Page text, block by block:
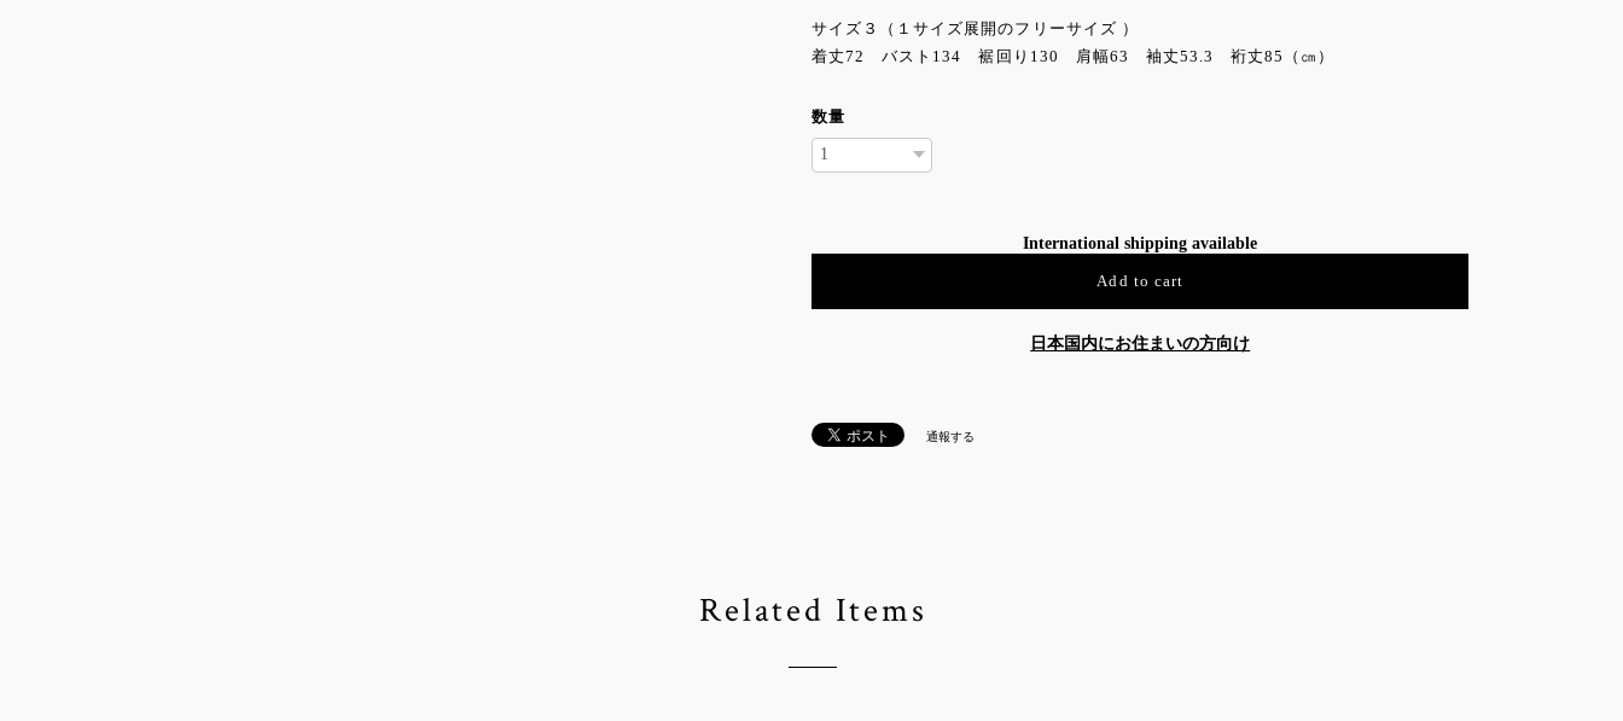
サイズ３（１サイズ展開のフリーサイズ ）
着丈72 バスト134 裾回り130 肩幅63 袖丈53.3 裄丈85（㎝）
数量
International shipping available
Add to cart
日本国内にお住まいの方向け
通報する
Related Items